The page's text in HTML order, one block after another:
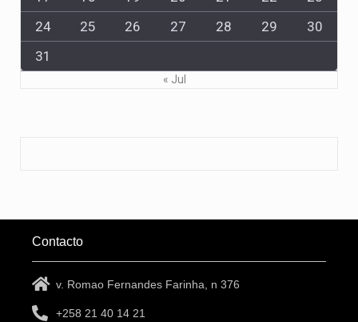
24
25 26 27 28 29
30
31
« Jul
Contacto
v. Romao Fernandes Farinha, n 376
+258 21 40 14 21